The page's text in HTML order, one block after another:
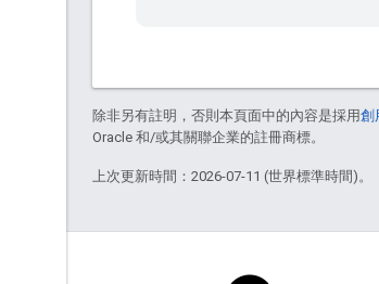
除非另有註明，否則本頁面中的內容是採用創
Oracle 和/或其關聯企業的註冊商標。
上次更新時間：2026-07-11 (世界標準時間)。